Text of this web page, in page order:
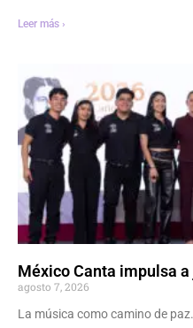
Leer más ›
México Canta impulsa
agosto 7, 2026
La música como camino de paz.